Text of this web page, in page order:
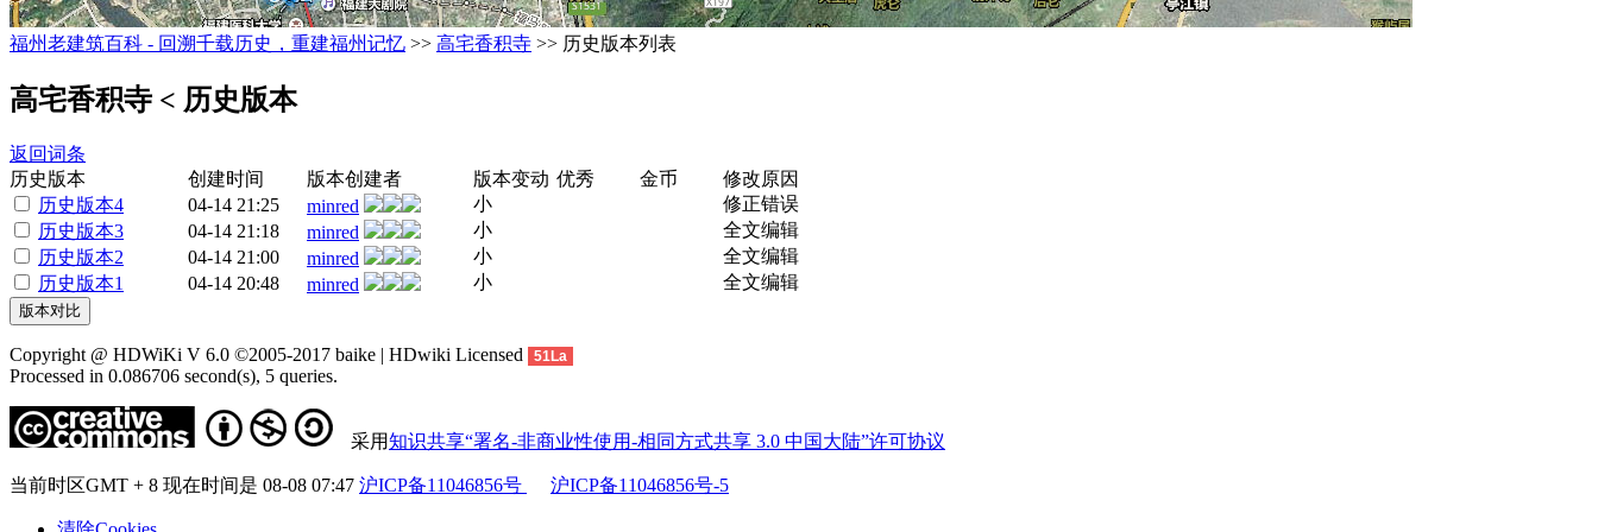
福州老建筑百科 - 回溯千载历史，重建福州记忆 >> 高宅香积寺 >> 历史版本列表
高宅香积寺 < 历史版本
返回词条
历史版本
创建时间 版本创建者 版本变动 优秀 金币
修改原因
历史版本4
04-14 21:25 minred 小
修正错误
历史版本3
04-14 21:18 minred 小
全文编辑
历史版本2
04-14 21:00 minred 小
全文编辑
历史版本1
04-14 20:48 minred 小 全文编辑
Copyright @ HDWiKi V 6.0 ©2005-2017 baike | HDwiki Licensed 51La
Processed in 0.086706 second(s), 5 queries.
采用知识共享“署名-非商业性使用-相同方式共享 3.0 中国大陆”许可协议
当前时区GMT + 8 现在时间是 08-08 07:47 沪ICP备11046856号 沪ICP备11046856号-5